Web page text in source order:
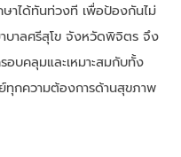
ษาได้ทันท่วงที เพื่อป้องกันไม่
าบาลศรีสุโข จังหวัดพิจิตร จึง
บคลุมและเหมาะสมกับทั้ง
ทุกความต้องการด้านสุขภาพ